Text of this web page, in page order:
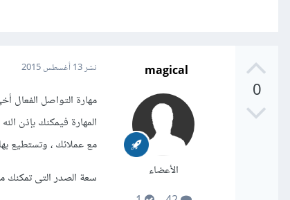
0
magical
الأعضاء
نشر13 أغسطس 2015
مهارة التواصل الفعال
المهارة فيمكنك بإذن
مع عملائك ، وتستطيع
سعة الصدر التى تمكنك